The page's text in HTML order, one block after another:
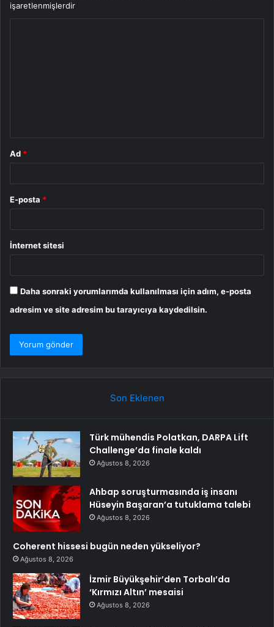
işaretlenmişlerdir
Ad *
E-posta *
İnternet sitesi
Daha sonraki yorumlarımda kullanılması için adım, e-posta
adresim ve site adresim bu tarayıcıya kaydedilsin.
Son Eklenen
Türk mühendis Polatkan, DARPA Lift
Challenge’da finale kaldı
Ağustos 8, 2026
Ahbap soruşturmasında iş insanı
Hüseyin Başaran’a tutuklama talebi
Ağustos 8, 2026
Coherent hissesi bugün neden yükseliyor?
Ağustos 8, 2026
İzmir Büyükşehir’den Torbalı’da
‘Kırmızı Altın’ mesaisi
Ağustos 8, 2026